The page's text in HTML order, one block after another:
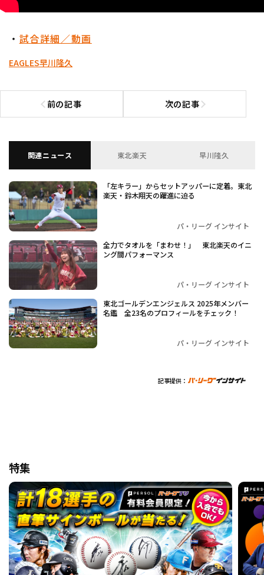
・ 試合詳細／動画
EAGLES早川隆久
前の記事
前の記事へ 次の記事次の記事へ
関連ニュース 東北楽天 早川隆久
「左キラー」からセットアッパーに定着。東北
楽天・鈴木翔天の躍進に迫る
パ・リーグ インサイト
全力でタオルを「まわせ！」 東北楽天のイニ
ング間パフォーマンス
パ・リーグ インサイト
東北ゴールデンエンジェルス 2025年メンバー
名鑑 全23名のプロフィールをチェック！
パ・リーグ インサイト
記事提供：
特集